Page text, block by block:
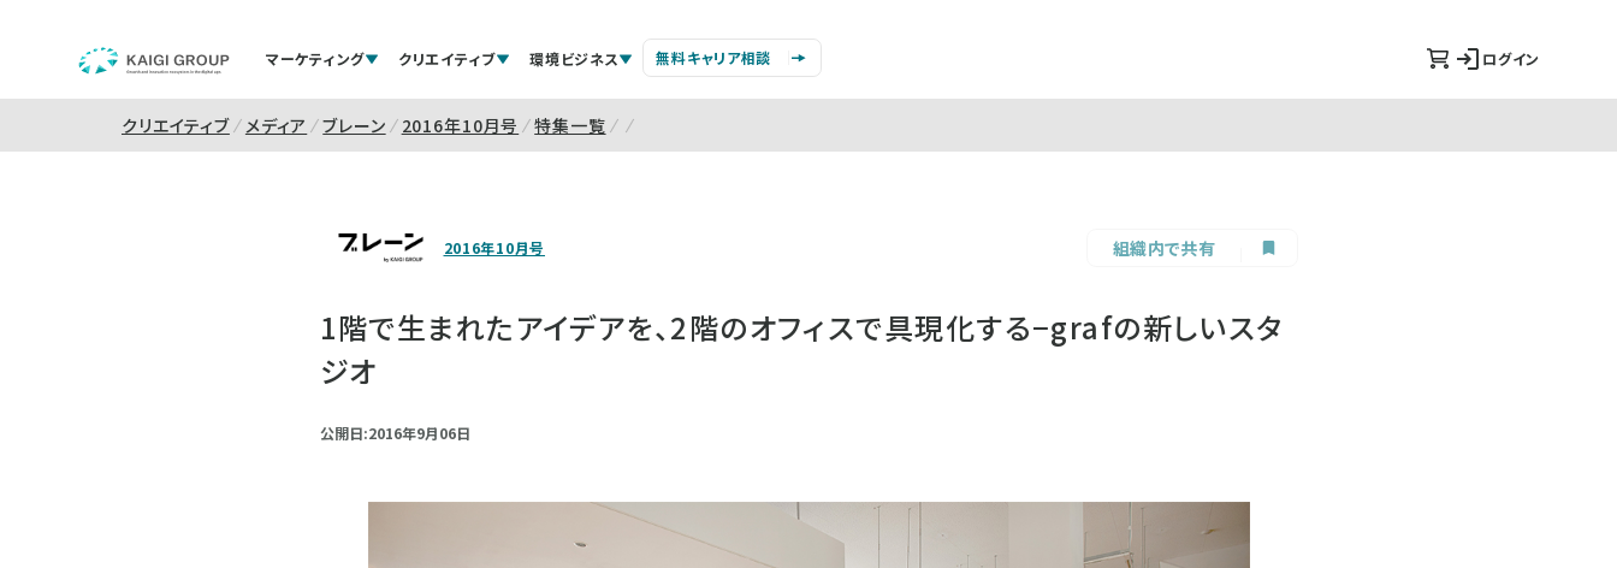
マーケティング クリエイティブ 環境ビジネス 無料キャリア相談 ログイン
クリエイティブ メディア ブレーン 2016年10月号 特集一覧
2016年10月号 組織内で共有
1階で生まれたアイデアを、2階のオフィスで具現化する−grafの新しいスタ
ジオ
公開日:2016年9月06日